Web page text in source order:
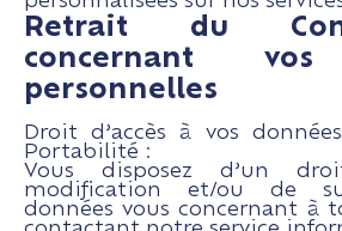
Retrait du
concernant vos
personnelles
Droit d’accès à vos
Portabilité :
Vous disposez d’un
modification et/ou de
données vous concernant à